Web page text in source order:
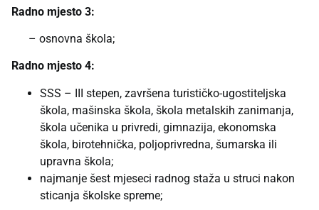
Radno mjesto 3:
– osnovna škola;
Radno mjesto 4:
SSS – III stepen, završena turističko-ugostiteljska
škola, mašinska škola, škola metalskih zanimanja,
škola učenika u privredi, gimnazija, ekonomska
škola, birotehnička, poljoprivredna, šumarska ili
upravna škola;
najmanje šest mjeseci radnog staža u struci nakon
sticanja školske spreme;